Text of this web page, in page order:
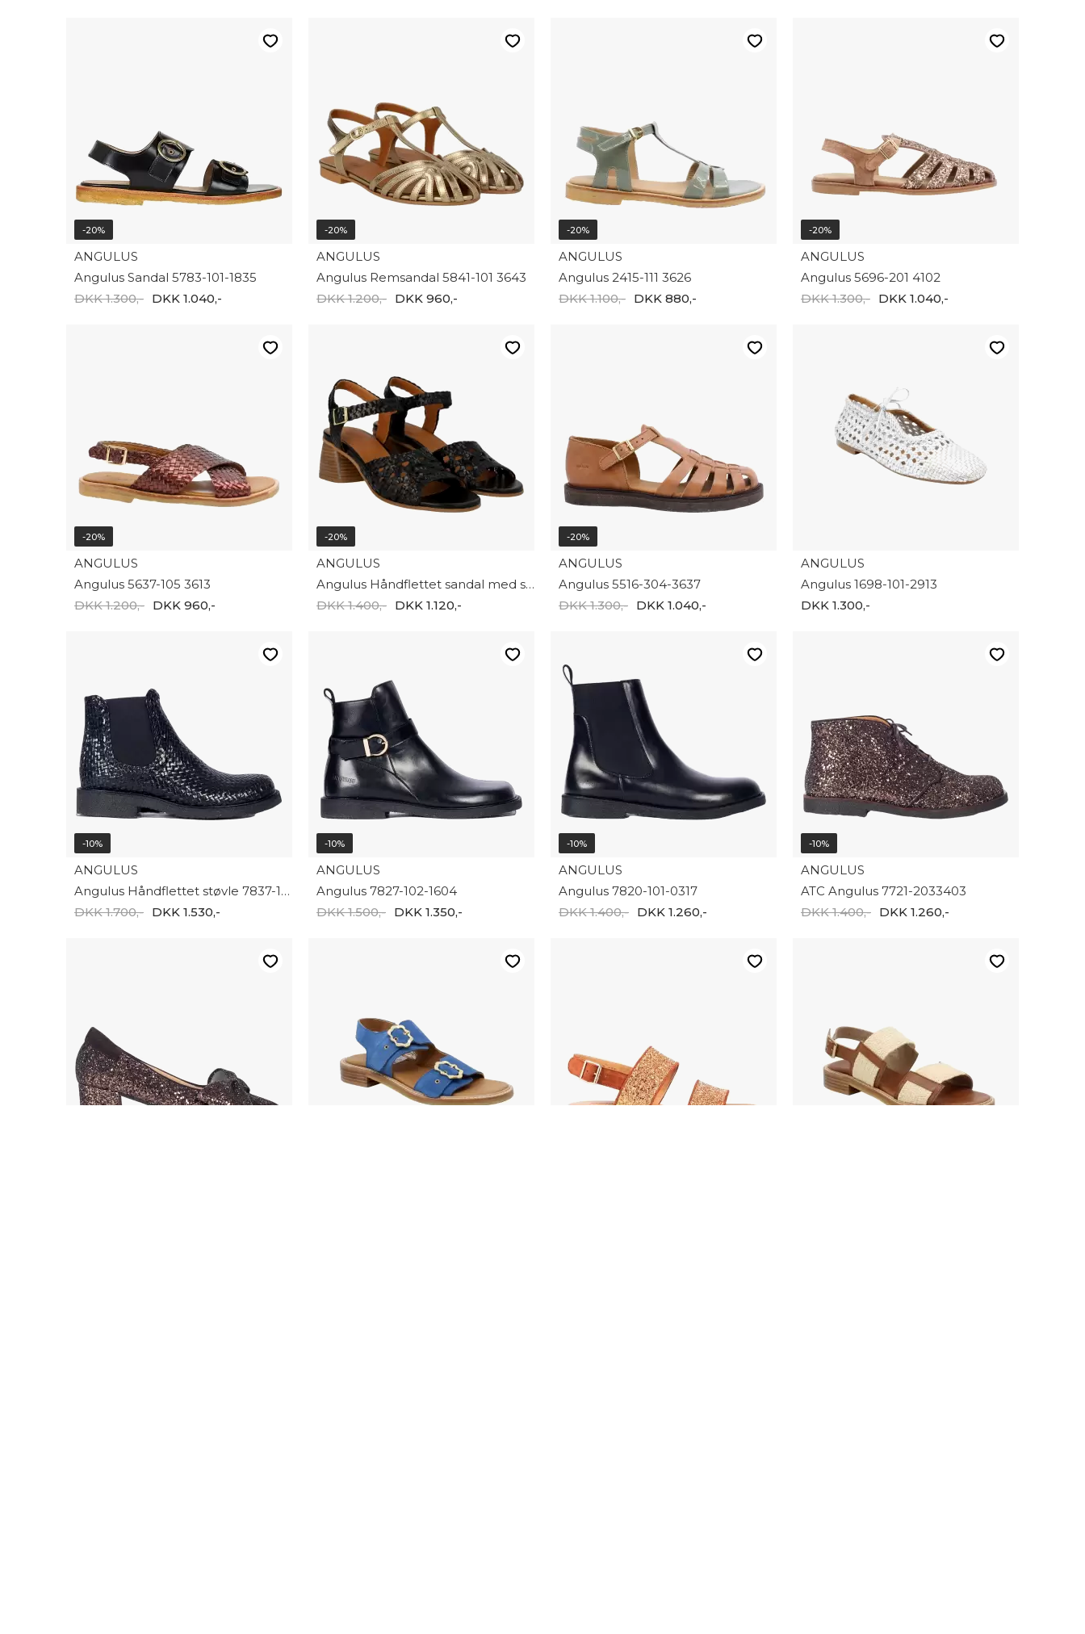
-20%
ANGULUS
Angulus Sandal 5783-101-1835
DKK 1.300,- DKK 1.040,-
-20%
ANGULUS
Angulus Remsandal 5841-101 3643
DKK 1.200,- DKK 960,-
-20%
ANGULUS
Angulus 2415-111 3626
DKK 1.100,- DKK 880,-
-20%
ANGULUS
Angulus 5696-201 4102
DKK 1.300,- DKK 1.040,-
-20%
ANGULUS
Angulus 5637-105 3613
DKK 1.200,- DKK 960,-
-20%
ANGULUS
Angulus Håndflettet sandal med skulpturel hæl 5845-101 2072
DKK 1.400,- DKK 1.120,-
-20%
ANGULUS
Angulus 5516-304-3637
DKK 1.300,- DKK 1.040,-
ANGULUS
Angulus 1698-101-2913
DKK 1.300,-
-10%
ANGULUS
Angulus Håndflettet støvle 7837-101-2966
DKK 1.700,- DKK 1.530,-
-10%
ANGULUS
Angulus 7827-102-1604
DKK 1.500,- DKK 1.350,-
-10%
ANGULUS
Angulus 7820-101-0317
DKK 1.400,- DKK 1.260,-
-10%
ANGULUS
ATC Angulus 7721-2033403
DKK 1.400,- DKK 1.260,-